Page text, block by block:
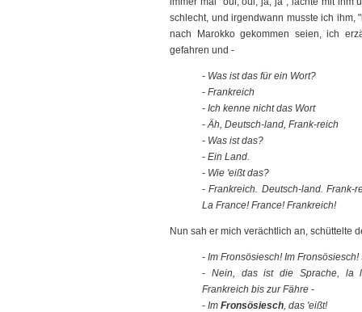
schlecht, und irgendwann musste ich ihm,
nach Marokko gekommen seien, ich
gefahren und -
- Was ist das für ein Wort?
- Frankreich
- Ich kenne nicht das Wort
- Äh, Deutsch-land, Frank-reich
- Was ist das?
- Ein Land.
- Wie 'eißt das?
- Frankreich. Deutsch-land. Frank-
La France! France! Frankreich!
Nun sah er mich verächtlich an, schüttelte
- Im Fronsösiesch! Im Fronsösiesch!
- Nein, das ist die Sprache, la
Frankreich bis zur Fähre -
- Im Fronsösiesch, das 'eißt!